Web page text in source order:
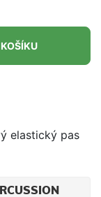
elastický pas